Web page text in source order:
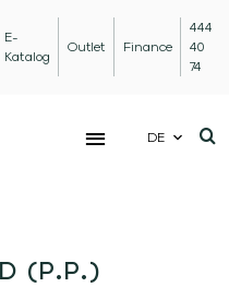
E-
Katalog
Outlet Finance
444
40
74
DE
(P.P.)